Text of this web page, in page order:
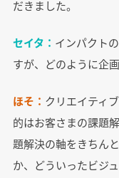
だきました。
セイタ： インパクト
すが、どのように企
ほそ： クリエイティ
的はお客さまの課題
題解決の軸をきちん
か、どういったビジ